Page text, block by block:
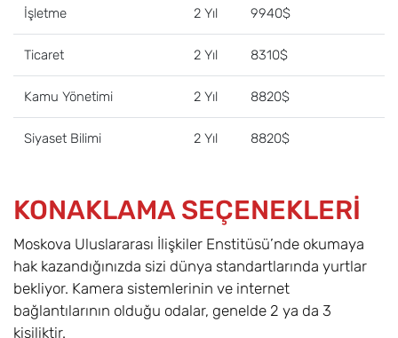
İşletme 2 Yıl 9940$
Ticaret 2 Yıl 8310$
Kamu Yönetimi 2 Yıl 8820$
Siyaset Bilimi 2 Yıl 8820$
KONAKLAMA SEÇENEKLERİ
Moskova Uluslararası İlişkiler Enstitüsü’nde okumaya
hak kazandığınızda sizi dünya standartlarında yurtlar
bekliyor. Kamera sistemlerinin ve internet
bağlantılarının olduğu odalar, genelde 2 ya da 3
kişiliktir.